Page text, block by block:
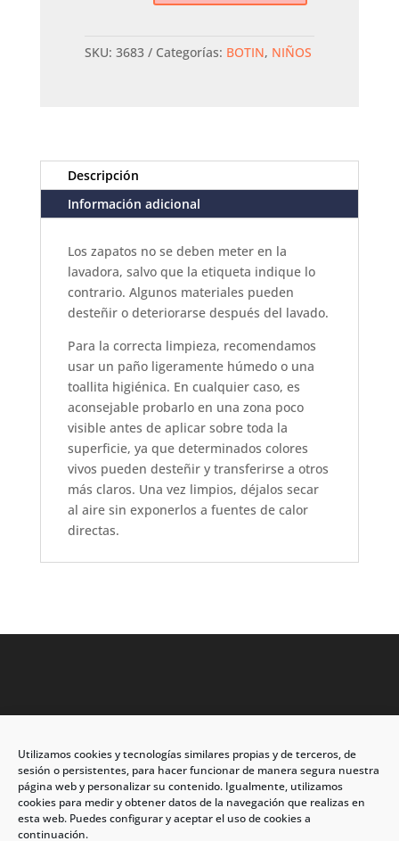
Utilizamos cookies y tecnologías similares propias y de terceros, de
sesión o persistentes, para hacer funcionar de manera segura nuestra
página web y personalizar su contenido. Igualmente, utilizamos
cookies para medir y obtener datos de la navegación que realizas en
esta web. Puedes configurar y aceptar el uso de cookies a
continuación.
SKU: 3683 Categorías: BOTIN, NIÑOS
Descripción
Información adicional
Los zapatos no se deben meter en la
lavadora, salvo que la etiqueta indique lo
contrario. Algunos materiales pueden
desteñir o deteriorarse después del lavado.
Para la correcta limpieza, recomendamos
usar un paño ligeramente húmedo o una
toallita higiénica. En cualquier caso, es
aconsejable probarlo en una zona poco
visible antes de aplicar sobre toda la
superficie, ya que determinados colores
vivos pueden desteñir y transferirse a otros
más claros. Una vez limpios, déjalos secar
al aire sin exponerlos a fuentes de calor
directas.
Dirección: C/Eleuterio Quintanilla nº67 – Esq. Río de
Oro
CP: 33209, Gijón – Asturias